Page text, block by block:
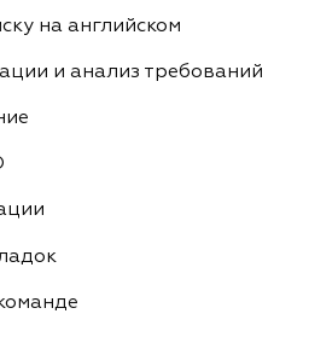
на английском
и анализ требований